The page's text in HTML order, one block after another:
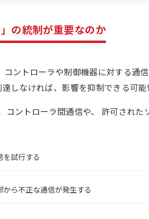
の統制が重要なのか
ントローラや制御機器に対する通
しなければ、影響を抑制できる可能
コントローラ間通信や、 許可され
試行する
ら不正な通信が発生する